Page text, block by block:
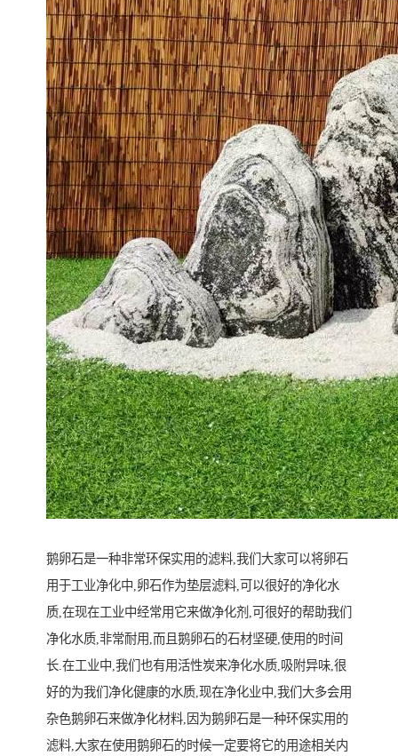
鹅卵石是一种非常环保实用的滤料,我们大家可以将卵石
用于工业净化中,卵石作为垫层滤料,可以很好的净化水
质,在现在工业中经常用它来做净化剂,可很好的帮助我们
净化水质,非常耐用,而且鹅卵石的石材坚硬,使用的时间
长.在工业中,我们也有用活性炭来净化水质,吸附异味,很
好的为我们净化健康的水质,现在净化业中,我们大多会用
杂色鹅卵石来做净化材料,因为鹅卵石是一种环保实用的
滤料,大家在使用鹅卵石的时候一定要将它的用途相关内